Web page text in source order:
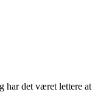
har det været lettere at